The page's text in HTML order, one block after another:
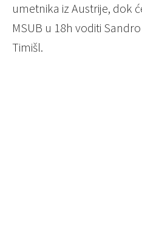
umetnika iz Austrije, dok
MSUB u 18h voditi
Timišl.